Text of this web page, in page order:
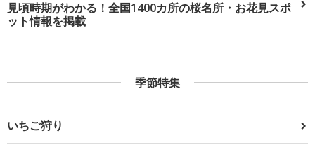
見頃時期がわかる！全国1400カ所の桜名所・お花見スポ
ット情報を掲載
季節特集
いちご狩り